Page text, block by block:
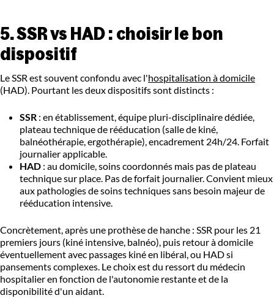
5. SSR vs HAD : choisir le bon
dispositif
Le SSR est souvent confondu avec l'hospitalisation à domicile
(HAD). Pourtant les deux dispositifs sont distincts :
SSR : en établissement, équipe pluri-disciplinaire dédiée,
plateau technique de rééducation (salle de kiné,
balnéothérapie, ergothérapie), encadrement 24h/24. Forfait
journalier applicable.
HAD : au domicile, soins coordonnés mais pas de plateau
technique sur place. Pas de forfait journalier. Convient mieux
aux pathologies de soins techniques sans besoin majeur de
rééducation intensive.
Concrètement, après une prothèse de hanche : SSR pour les 21
premiers jours (kiné intensive, balnéo), puis retour à domicile
éventuellement avec passages kiné en libéral, ou HAD si
pansements complexes. Le choix est du ressort du médecin
hospitalier en fonction de l'autonomie restante et de la
disponibilité d'un aidant.